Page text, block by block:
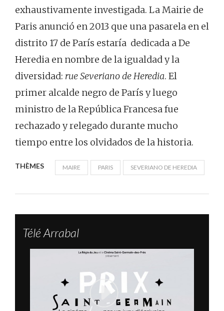
exhaustivamente investigada.​ La Mairie de
Paris anunció en 2013 que una pasarela en el
distrito 17 de París estaría dedicada a De
Heredia en nombre de la igualdad y la
diversidad: rue Severiano de Heredia. El
primer alcalde negro de París y luego
ministro de la República Francesa fue
rechazado y relegado durante mucho
tiempo entre los olvidados de la historia.
THÈMES MAIRE PARIS SEVERIANO DE HEREDIA
Télé Arrabal